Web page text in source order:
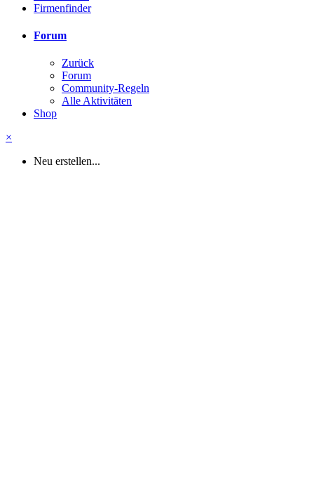
Firmenfinder
Forum
Zurück
Forum
Community-Regeln
Alle Aktivitäten
Shop
×
Neu erstellen...